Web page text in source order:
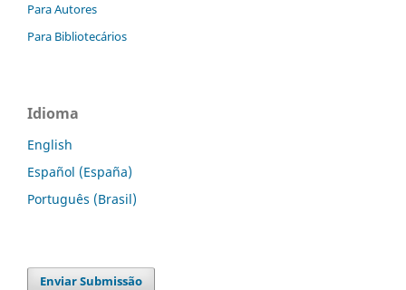
Para Autores
Para Bibliotecários
Idioma
English
Español (España)
Português (Brasil)
Enviar Submissão